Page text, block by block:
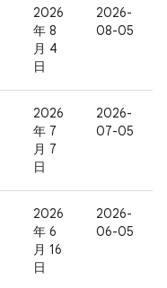
2026
年 8
月 4
日
2026-
08-05
2026
年 7
月 7
日
2026-
07-05
2026
年 6
月 16
日
2026-
06-05